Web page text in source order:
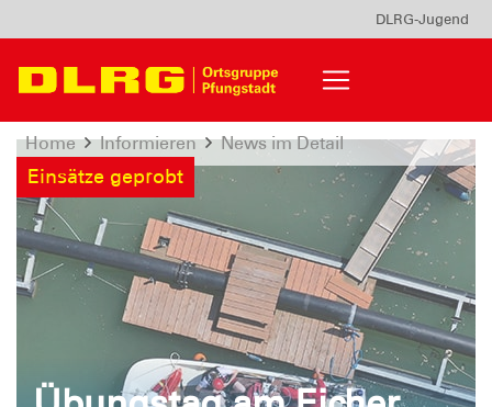
DLRG-Jugend
Home Informieren News im Detail
Einsätze geprobt